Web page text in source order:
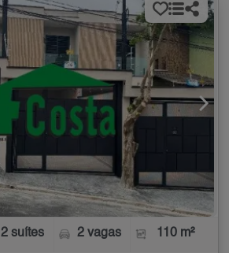
2 suítes 2 vagas 110 m²